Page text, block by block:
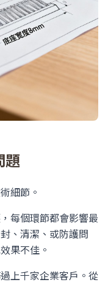
題
細節。
每個環節都會影響最
、清潔、或防護問
果不佳。
上千家企業客戶。從